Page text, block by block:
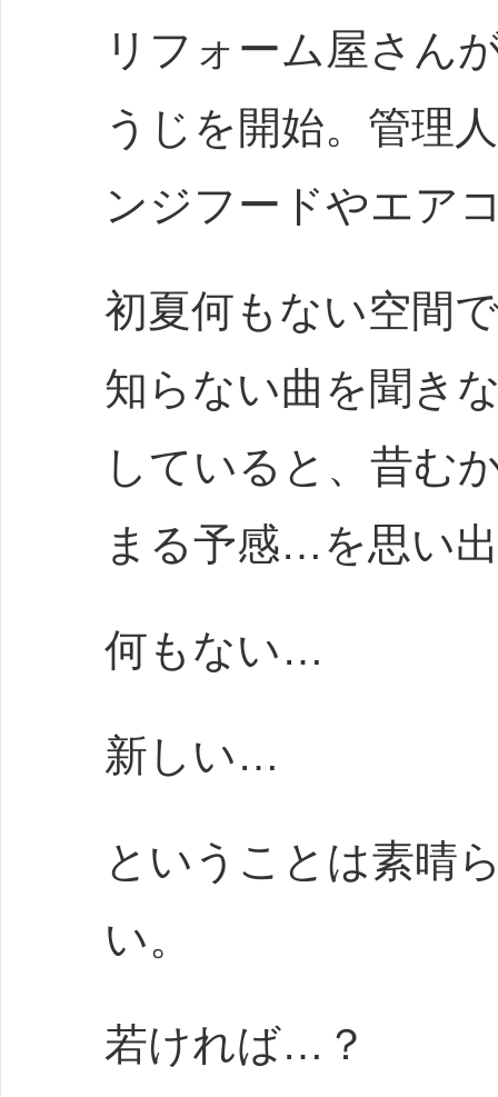
リフォーム屋さん
うじを開始。管理
ンジフードやエア
初夏何もない空間
知らない曲を聞き
していると、昔む
まる予感…を思い
何もない…
新しい…
ということは素晴
い。
若ければ…？